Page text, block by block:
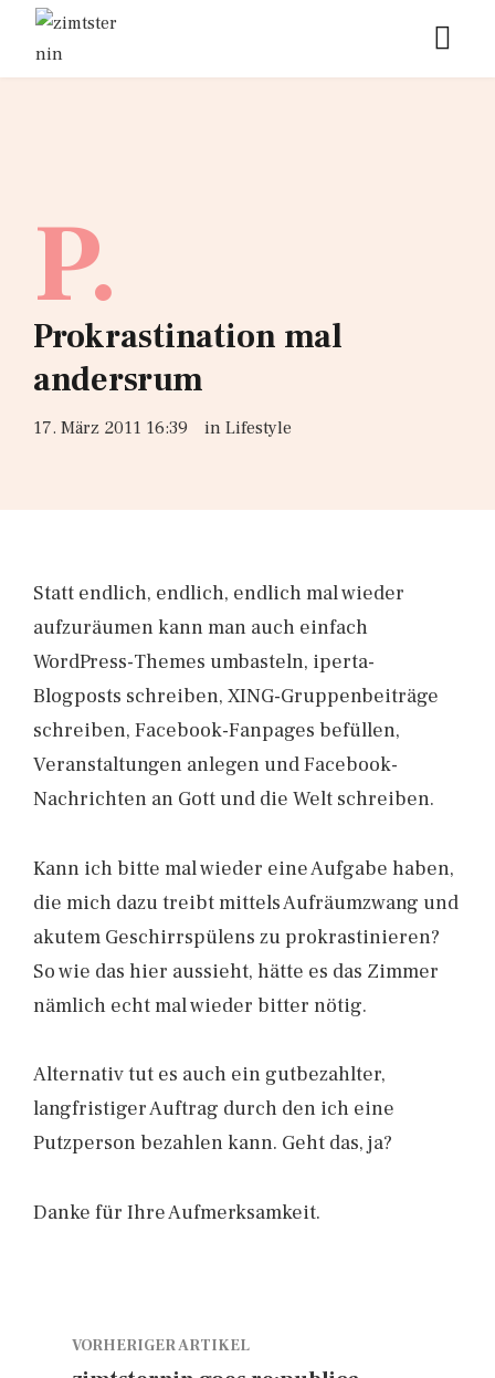
P.
Prokrastination mal
andersrum
17. März 2011 16:39 in Lifestyle
Statt endlich, endlich, endlich mal wieder
aufzuräumen kann man auch einfach
WordPress-Themes umbasteln, iperta-
Blogposts schreiben, XING-Gruppenbeiträge
schreiben, Facebook-Fanpages befüllen,
Veranstaltungen anlegen und Facebook-
Nachrichten an Gott und die Welt schreiben.
Kann ich bitte mal wieder eine Aufgabe haben,
die mich dazu treibt mittels Aufräumzwang und
akutem Geschirrspülens zu prokrastinieren?
So wie das hier aussieht, hätte es das Zimmer
nämlich echt mal wieder bitter nötig.
Alternativ tut es auch ein gutbezahlter,
langfristiger Auftrag durch den ich eine
Putzperson bezahlen kann. Geht das, ja?
Danke für Ihre Aufmerksamkeit.
VORHERIGER ARTIKEL